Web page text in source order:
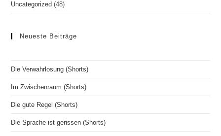
Uncategorized (48)
Neueste Beiträge
Die Verwahrlosung (Shorts)
Im Zwischenraum (Shorts)
Die gute Regel (Shorts)
Die Sprache ist gerissen (Shorts)